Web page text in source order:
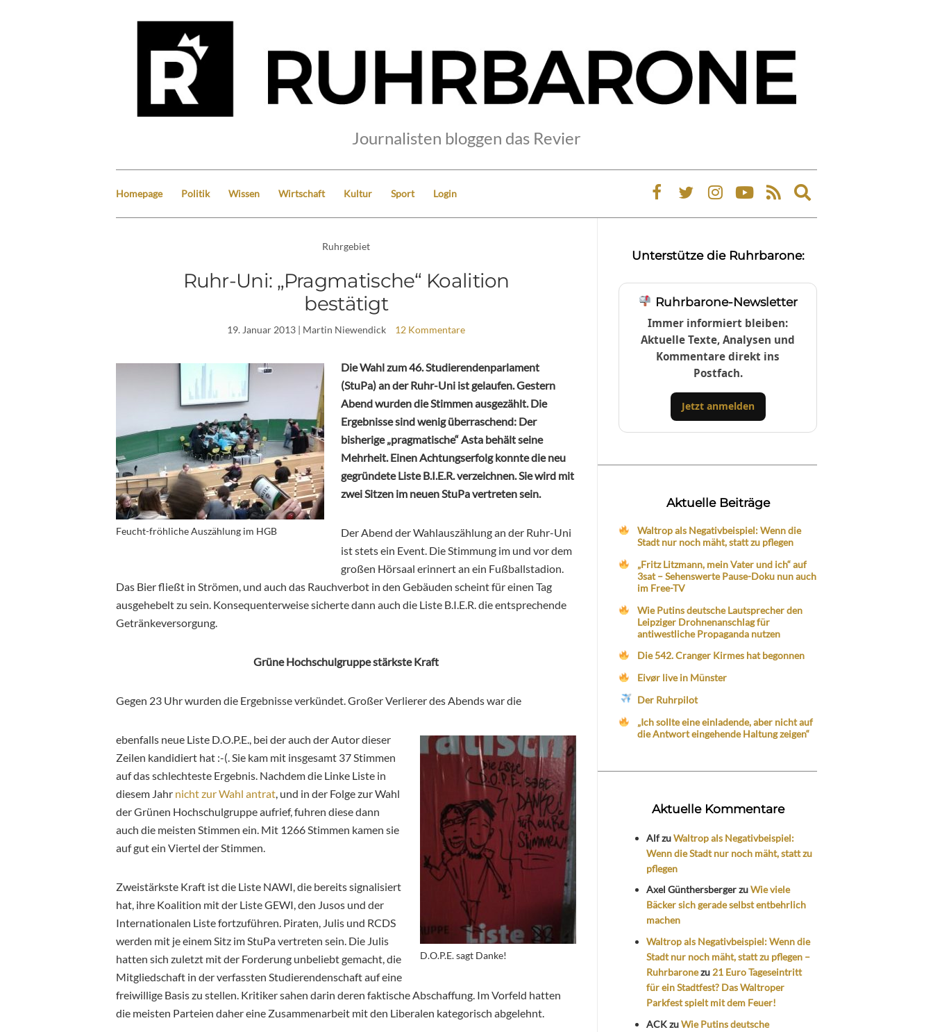
Journalisten bloggen das Revier
Homepage Politik Wissen Wirtschaft Kultur Sport Login
Expand
search
Ruhrgebiet
Ruhr-Uni: „Pragmatische“ Koalition
bestätigt
19. Januar 2013 | Martin Niewendick 12 Kommentare
Feucht-fröhliche Auszählung im HGB
Die Wahl zum 46. Studierendenparlament
(StuPa) an der Ruhr-Uni ist gelaufen. Gestern
Abend wurden die Stimmen ausgezählt. Die
Ergebnisse sind wenig überraschend: Der
bisherige „pragmatische“ Asta behält seine
Mehrheit. Einen Achtungserfolg konnte die neu
gegründete Liste B.I.E.R. verzeichnen. Sie wird mit
zwei Sitzen im neuen StuPa vertreten sein.
Der Abend der Wahlauszählung an der Ruhr-Uni
ist stets ein Event. Die Stimmung im und vor dem
großen Hörsaal erinnert an ein Fußballstadion.
Das Bier fließt in Strömen, und auch das Rauchverbot in den Gebäuden scheint für einen Tag
ausgehebelt zu sein. Konsequenterweise sicherte dann auch die Liste B.I.E.R. die entsprechende
Getränkeversorgung.
Grüne Hochschulgruppe stärkste Kraft
Gegen 23 Uhr wurden die Ergebnisse verkündet. Großer Verlierer des Abends war die
D.O.P.E. sagt Danke!
ebenfalls neue Liste D.O.P.E., bei der auch der Autor dieser
Zeilen kandidiert hat :-(. Sie kam mit insgesamt 37 Stimmen
auf das schlechteste Ergebnis. Nachdem die Linke Liste in
diesem Jahr nicht zur Wahl antrat , und in der Folge zur Wahl
der Grünen Hochschulgruppe aufrief, fuhren diese dann
auch die meisten Stimmen ein. Mit 1266 Stimmen kamen sie
auf gut ein Viertel der Stimmen.
Zweistärkste Kraft ist die Liste NAWI, die bereits signalisiert
hat, ihre Koalition mit der Liste GEWI, den Jusos und der
Internationalen Liste fortzuführen. Piraten, Julis und RCDS
werden mit je einem Sitz im StuPa vertreten sein. Die Julis
hatten sich zuletzt mit der Forderung unbeliebt gemacht, die
Mitgliedschaft in der verfassten Studierendenschaft auf eine
freiwillige Basis zu stellen. Kritiker sahen darin deren faktische Abschaffung. Im Vorfeld hatten
die meisten Parteien daher eine Zusammenarbeit mit den Liberalen kategorisch abgelehnt.
Unterstütze die Ruhrbarone:
Ruhrbarone-Newsletter
Immer informiert bleiben:
Aktuelle Texte, Analysen und
Kommentare direkt ins
Postfach.
Jetzt anmelden
Aktuelle Beiträge
Waltrop als Negativbeispiel: Wenn die
Stadt nur noch mäht, statt zu pflegen
„Fritz Litzmann, mein Vater und ich“ auf
3sat – Sehenswerte Pause-Doku nun auch
im Free-TV
Wie Putins deutsche Lautsprecher den
Leipziger Drohnenanschlag für
antiwestliche Propaganda nutzen
Die 542. Cranger Kirmes hat begonnen
Eivør live in Münster
Der Ruhrpilot
„Ich sollte eine einladende, aber nicht auf
die Antwort eingehende Haltung zeigen“
Aktuelle Kommentare
AlfzuWaltrop als Negativbeispiel:
Wenn die Stadt nur noch mäht, statt zu
pflegen
Axel GünthersbergerzuWie viele
Bäcker sich gerade selbst entbehrlich
machen
Waltrop als Negativbeispiel: Wenn die
Stadt nur noch mäht, statt zu pflegen –
Ruhrbaronezu 21 Euro Tageseintritt
für ein Stadtfest? Das Waltroper
Parkfest spielt mit dem Feuer!
ACKzuWie Putins deutsche